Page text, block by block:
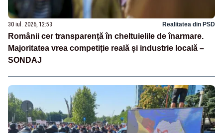
30 iul. 2026, 12:53 Realitatea din PSD
Românii cer transparență în cheltuielile de înarmare.
Majoritatea vrea competiție reală și industrie locală –
SONDAJ